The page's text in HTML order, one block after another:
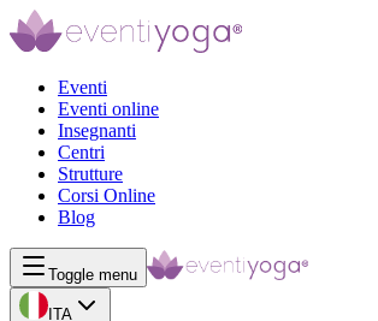
Eventi
Eventi online
Insegnanti
Centri
Strutture
Corsi Online
Blog
Toggle menu
ITA